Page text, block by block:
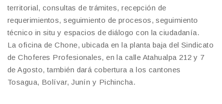
territorial, consultas de trámites, recepción de
requerimientos, seguimiento de procesos, seguimiento
técnico in situ y espacios de diálogo con la ciudadanía.
La oficina de Chone, ubicada en la planta baja del Sindicato
de Choferes Profesionales, en la calle Atahualpa 212 y 7
de Agosto, también dará cobertura a los cantones
Tosagua, Bolívar, Junín y Pichincha.